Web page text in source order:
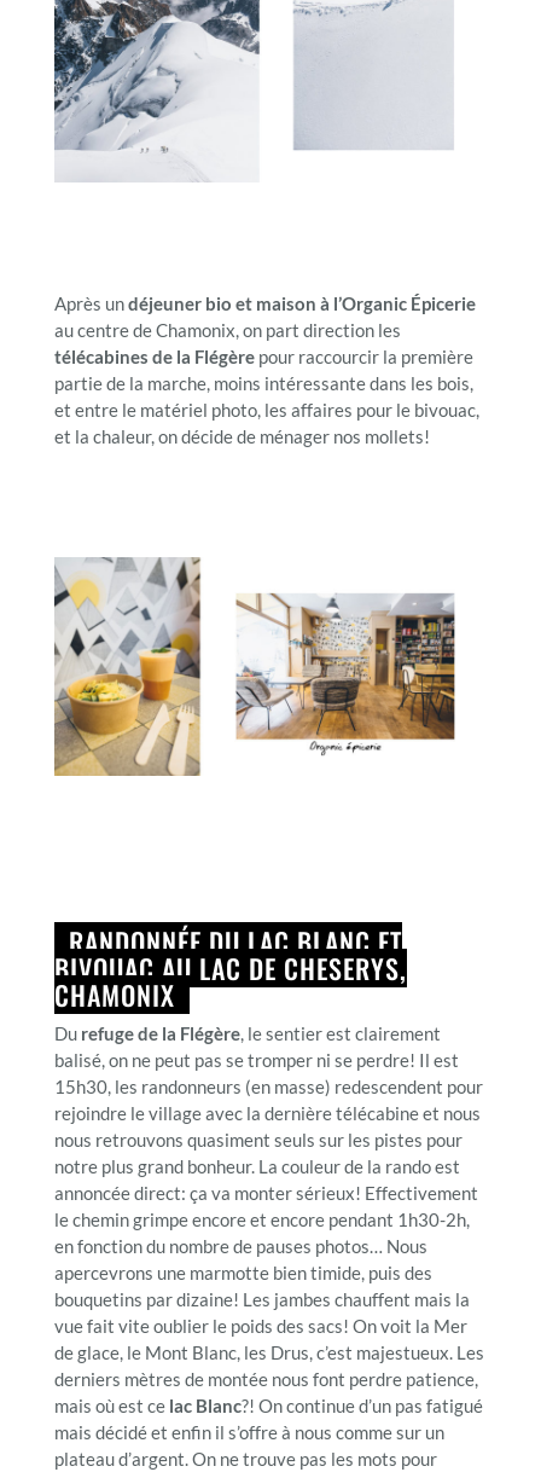
Après undéjeuner bio et maison à l’Organic Épicerie
au centre de Chamonix, on part direction les
télécabines de la Flégèrepour raccourcir la première
partie de la marche, moins intéressante dans les bois,
et entre le matériel photo, les affaires pour le bivouac,
et la chaleur, on décide de ménager nos mollets!
RANDONNÉE DU LAC BLANC ET
BIVOUAC AU LAC DE CHESERYS,
CHAMONIX
Du refuge de la Flégère, le sentier est clairement
balisé, on ne peut pas se tromper ni se perdre! Il est
15h30, les randonneurs (en masse) redescendent pour
rejoindre le village avec la dernière télécabine et nous
nous retrouvons quasiment seuls sur les pistes pour
notre plus grand bonheur. La couleur de la rando est
annoncée direct: ça va monter sérieux! Effectivement
le chemin grimpe encore et encore pendant 1h30-2h,
en fonction du nombre de pauses photos… Nous
apercevrons une marmotte bien timide, puis des
bouquetins par dizaine! Les jambes chauffent mais la
vue fait vite oublier le poids des sacs! On voit la Mer
de glace, le Mont Blanc, les Drus, c’est majestueux. Les
derniers mètres de montée nous font perdre patience,
mais où est ce lac Blanc?! On continue d’un pas fatigué
mais décidé et enfin il s’offre à nous comme sur un
plateau d’argent. On ne trouve pas les mots pour